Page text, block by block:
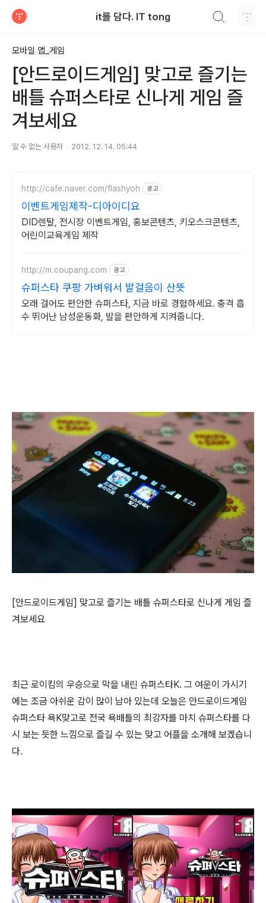
it를 담다. IT tong
모바일 앱_게임
[안드로이드게임] 맞고로 즐기는
배틀 슈퍼스타로 신나게 게임 즐
겨보세요
알 수 없는 사용자 2012. 12. 14. 05:44
http://cafe.naver.com/flashyoh 광고
이벤트게임제작-디아이디요
DID렌탈, 전시장 이벤트게임, 홍보콘텐츠, 키오스크콘텐츠,
어린이교육게임 제작
http://m.coupang.com 광고
슈퍼스타 쿠팡 가벼워서 발걸음이 산뜻
오래 걸어도 편안한 슈퍼스타, 지금 바로 경험하세요. 충격 흡
수 뛰어난 남성운동화, 발을 편안하게 지켜줍니다.
[안드로이드게임] 맞고로 즐기는 배틀 슈퍼스타로 신나게 게임 즐
겨보세요
최근 로이킴의 우승으로 막을 내린 슈퍼스타K. 그 여운이 가시기
에는 조금 아쉬운 감이 많이 남아 있는데 오늘은 안드로이드게임
슈퍼스타 욕K맞고로 전국 욕배틀의 최강자를 마치 슈퍼스타를 다
시 보는 듯한 느낌으로 즐길 수 있는 맞고 어플을 소개해 보겠습니
다.